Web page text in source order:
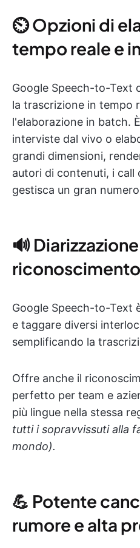
⏲ Opzioni di
tempo reale e
Google Speech-to-Text
la trascrizione in tempo
l'elaborazione in batch.
interviste dal vivo o
grandi dimensioni,
autori di contenuti, i call
gestisca un gran
🔊
Google Speech-to-Text
e taggare diversi
semplificando la
Offre anche il
perfetto per team e
più lingue nella stessa
tutti i sopravvissuti alla
mondo).
💪 Potente
rumore e alta